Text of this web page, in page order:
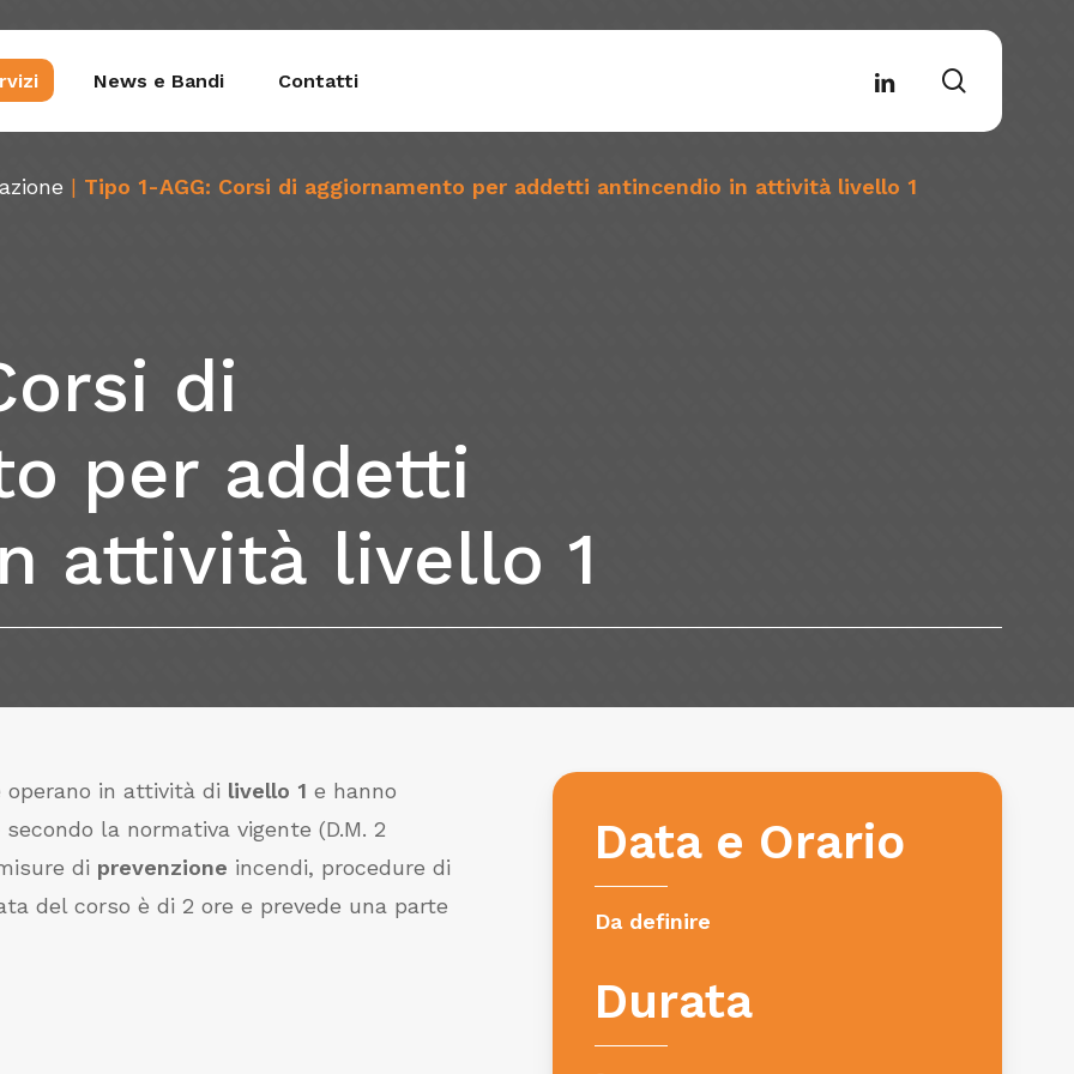
e Processi
del Potenziale
e Sicurezza sul Luogo di Lavoro
News e Bandi Contatti linkedin
| Tipo 1-AGG: Corsi di aggiornamento per addetti antincendio in attività livello 1
di
per addetti
attività livello 1
operano in attività di livello 1 e hanno
la normativa vigente (D.M. 2
di prevenzione incendi, procedure di
del corso è di 2 ore e prevede una parte
Data e Orario
Da definire
Durata